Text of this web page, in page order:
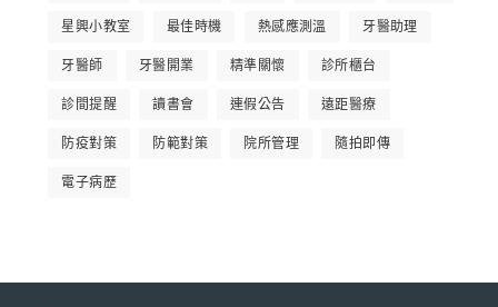
星興小教室 最佳時機 熱感應測溫 牙醫助理
牙醫師 牙醫開業 精準關懷 診所櫃台
診間提醒 讀書會 連假公告 遠距醫療
防疫對策 防範對策 院所管理 隨拍即傳
電子病歷